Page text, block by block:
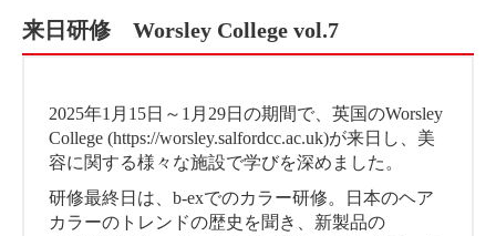
来日研修 Worsley College vol.7
2025年1月15日～1月29日の期間で、英国のWorsley
College (https://worsley.salfordcc.ac.uk)が来日し、美
容に関する様々な施設で学びを深めました。
研修最終日は、b-exでのカラー研修。日本のヘア
カラーのトレンドの歴史を聞き、新製品の